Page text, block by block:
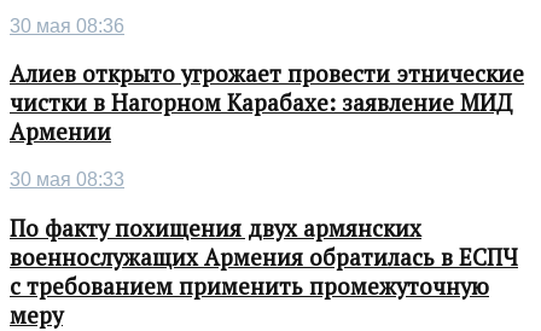
30 мая 08:36
Алиев открыто угрожает провести этнические
чистки в Нагорном Карабахе: заявление МИД
Армении
30 мая 08:33
По факту похищения двух армянских
военнослужащих Армения обратилась в ЕСПЧ
с требованием применить промежуточную
меру